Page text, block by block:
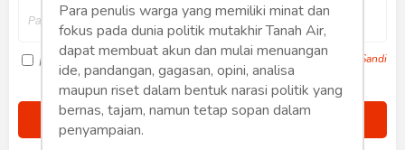
Hankam
Internasional
Bisnis
Ingat saya Lupa Sandi
Para penulis warga yang memiliki minat dan
fokus pada dunia politik mutakhir Tanah Air,
dapat membuat akun dan mulai menuangan
ide, pandangan, gagasan, opini, analisa
maupun riset dalam bentuk narasi politik yang
bernas, tajam, namun tetap sopan dalam
penyampaian.